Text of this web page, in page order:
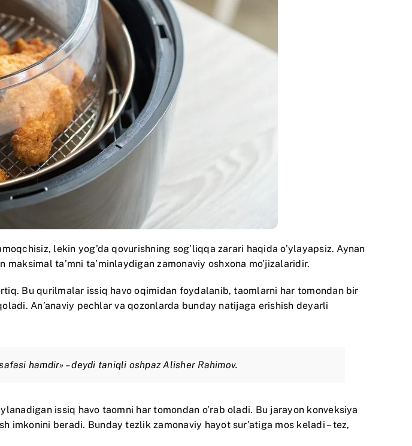
lekin yog’da qovurishning sog’liqqa zarari haqida o’ylayapsiz. Aynan
ta’mni ta’minlaydigan zamonaviy oshxona mo’jizalaridir.
Bu qurilmalar issiq havo oqimidan foydalanib, taomlarni har tomondan bir
An’anaviy pechlar va qozonlarda bunday natijaga erishish deyarli
hamdir» – deydi taniqli oshpaz Alisher Rahimov.
issiq havo taomni har tomondan o’rab oladi. Bu jarayon konveksiya
beradi. Bunday tezlik zamonaviy hayot sur’atiga mos keladi – tez,